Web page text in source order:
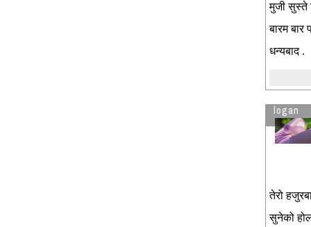
मुजी सुस्ते
बारम
धन्यबाद .
logan
तेरो
सुनेको